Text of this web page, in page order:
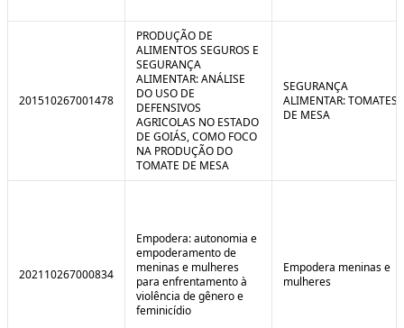
201510267001478
PRODUÇÃO DE
ALIMENTOS SEGUROS E
SEGURANÇA
ALIMENTAR: ANÁLISE
DO USO DE
DEFENSIVOS
AGRICOLAS NO ESTADO
DE GOIÁS, COMO FOCO
NA PRODUÇÃO DO
TOMATE DE MESA
SEGURANÇA
ALIMENTAR: TOMATES
DE MESA
202110267000834
Empodera: autonomia e
empoderamento de
meninas e mulheres
para enfrentamento à
violência de gênero e
feminicídio
Empodera meninas e
mulheres